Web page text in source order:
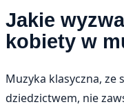
Jakie
kobiety w
Muzyka klasyczna,
dziedzictwem, nie